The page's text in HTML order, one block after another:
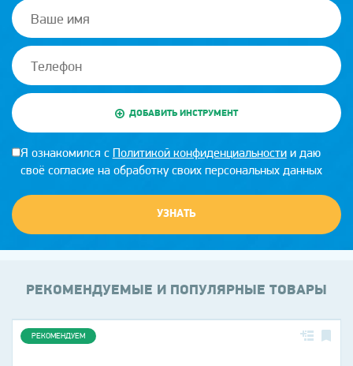
ДОБАВИТЬ ИНСТРУМЕНТ
Я ознакомился с Политикой конфиденциальностии даю
своё согласие на обработку своих персональных данных
УЗНАТЬ
РЕКОМЕНДУЕМЫЕ И ПОПУЛЯРНЫЕ ТОВАРЫ
РЕКОМЕНДУЕМ